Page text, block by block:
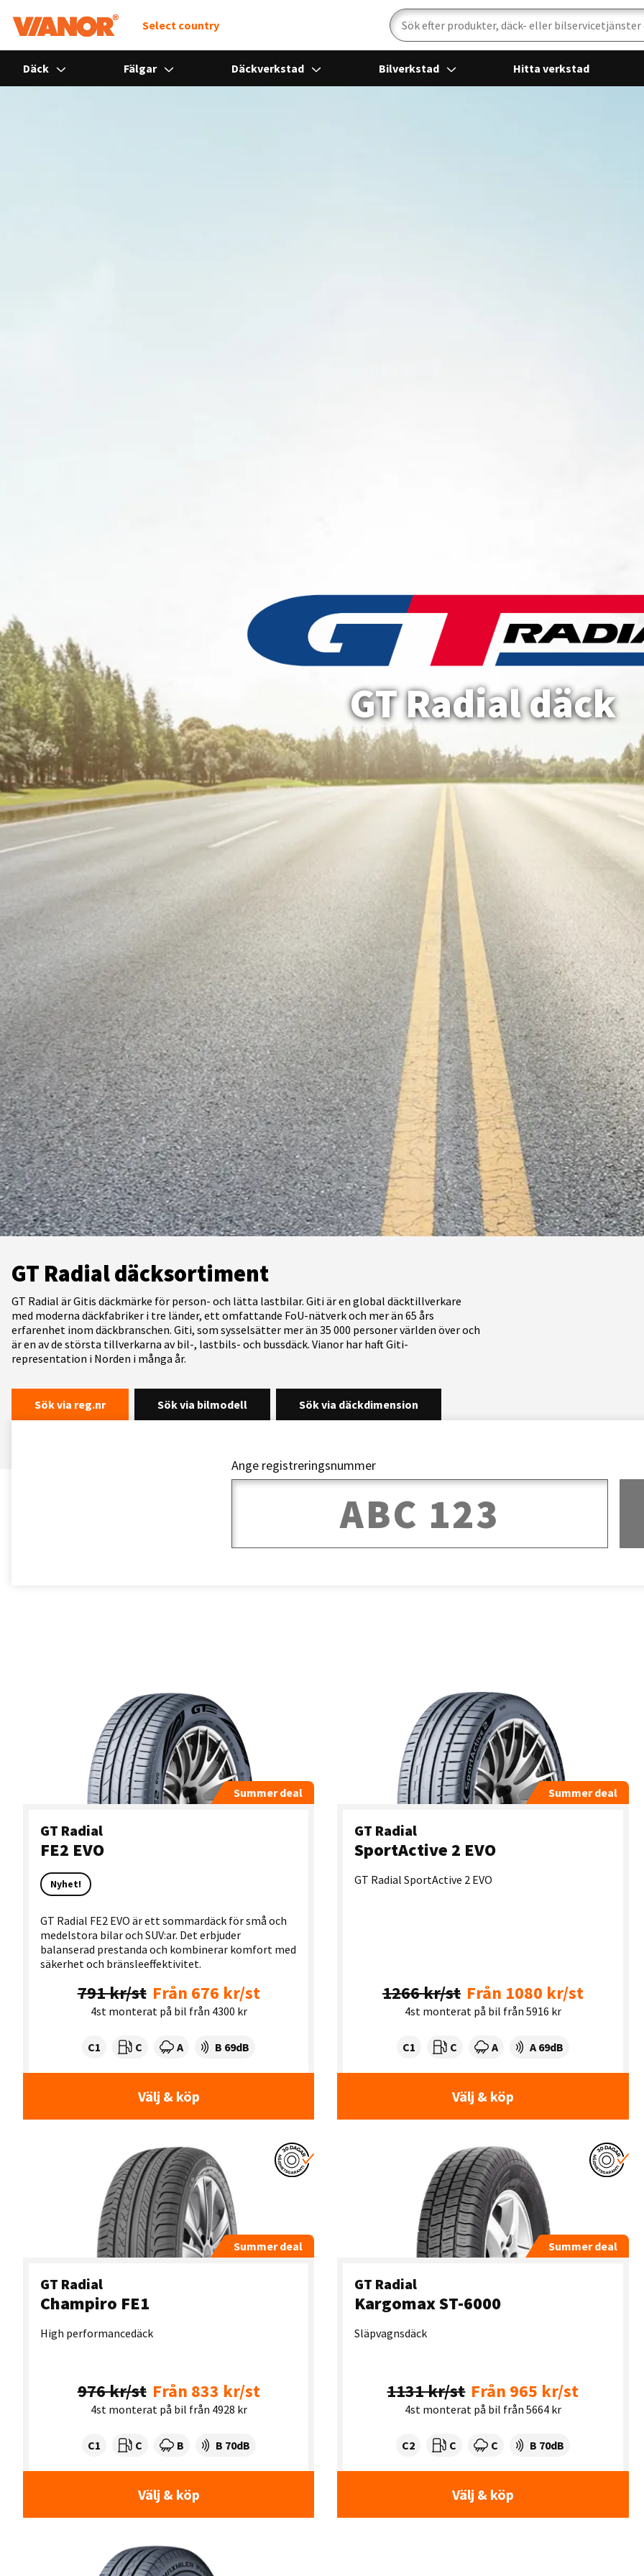
Select country
Däck Fälgar Däckverkstad Bilverkstad Hitta verkstad
GT Radial däck
GT Radial däcksortiment
GT Radial är Gitis däckmärke för person- och lätta lastbilar. Giti är en global däcktillverkare
med moderna däckfabriker i tre länder, ett omfattande FoU-nätverk och mer än 65 års
erfarenhet inom däckbranschen. Giti, som sysselsätter mer än 35 000 personer världen över och
är en av de största tillverkarna av bil-, lastbils- och bussdäck. Vianor har haft Giti-
representation i Norden i många år.
Sök via reg.nr Sök via bilmodell Sök via däckdimension
Ange registreringsnummer
Summer deal
GT Radial
FE2 EVO
Nyhet!
GT Radial FE2 EVO är ett sommardäck för små och
medelstora bilar och SUV:ar. Det erbjuder
balanserad prestanda och kombinerar komfort med
säkerhet och bränsleeffektivitet.
791 kr/st Från 676 kr/st
4st monterat på bil från 4300 kr
Tyre class:
C1 Rullmotstånd:
C Våtgrepp:
A Ljudnivå dB:
B 69dB
Välj & köp
Summer deal
GT Radial
SportActive 2 EVO
GT Radial SportActive 2 EVO
1266 kr/st Från 1080 kr/st
4st monterat på bil från 5916 kr
Tyre class:
C1 Rullmotstånd:
C Våtgrepp:
A Ljudnivå dB:
A 69dB
Välj & köp
Summer deal
GT Radial
Champiro FE1
High performancedäck
976 kr/st Från 833 kr/st
4st monterat på bil från 4928 kr
Tyre class:
C1 Rullmotstånd:
C Våtgrepp:
B Ljudnivå dB:
B 70dB
Välj & köp
Summer deal
GT Radial
Kargomax ST-6000
Släpvagnsdäck
1131 kr/st Från 965 kr/st
4st monterat på bil från 5664 kr
Tyre class:
C2 Rullmotstånd:
C Våtgrepp:
C Ljudnivå dB:
B 70dB
Välj & köp